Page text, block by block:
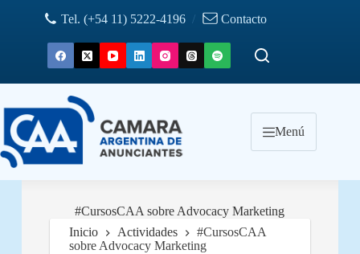
Tel. (+54 11) 5222-4196 / Contacto
Menú
#CursosCAA sobre Advocacy Marketing
Inicio Actividades
#CursosCAA
sobre Advocacy Marketing